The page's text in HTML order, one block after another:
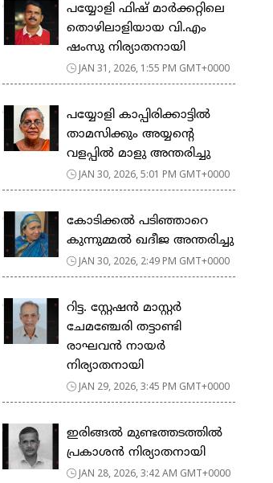
പയ്യോളി ഫിഷ് മാർക്കറ്റിലെ
തൊഴിലാളിയായ വി.എം
ഷംസു നിര്യാതനായി
JAN 31, 2026, 1:55 PM GMT+0000
പയ്യോളി കാപ്പിരിക്കാട്ടിൽ
താമസിക്കും അയ്യന്റെ
വളപ്പിൽ മാളു അന്തരിച്ചു
JAN 30, 2026, 5:01 PM GMT+0000
കോടിക്കൽ പടിഞ്ഞാറെ
കുന്നുമ്മൽ ഖദീജ അന്തരിച്ചു
JAN 30, 2026, 2:49 PM GMT+0000
റിട്ട. സ്റ്റേഷൻ മാസ്റ്റർ
ചേമഞ്ചേരി തട്ടാണ്ടി
രാഘവൻ നായർ
നിര്യാതനായി
JAN 29, 2026, 3:45 PM GMT+0000
ഇരിങ്ങൽ മുണ്ടത്തടത്തിൽ
പ്രകാശൻ നിര്യാതനായി
JAN 28, 2026, 3:42 AM GMT+0000